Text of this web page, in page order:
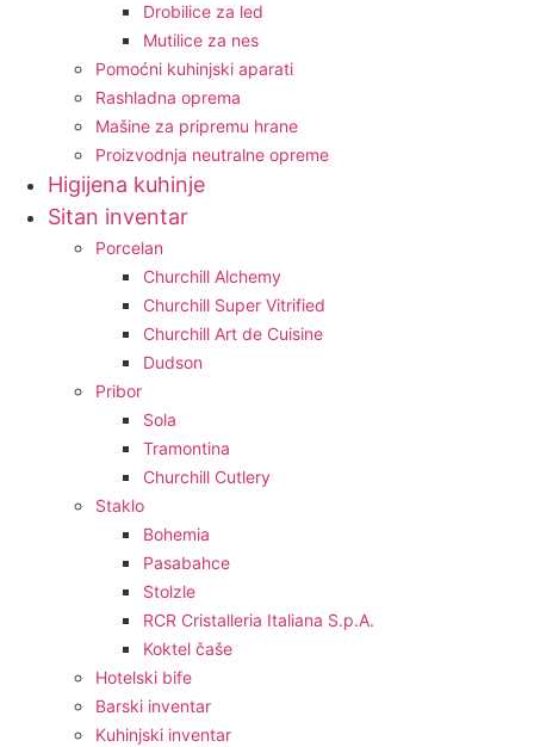
Drobilice za led
Mutilice za nes
Pomoćni kuhinjski aparati
Rashladna oprema
Mašine za pripremu hrane
Proizvodnja neutralne opreme
Higijena kuhinje
Sitan inventar
Porcelan
Churchill Alchemy
Churchill Super Vitrified
Churchill Art de Cuisine
Dudson
Pribor
Sola
Tramontina
Churchill Cutlery
Staklo
Bohemia
Pasabahce
Stolzle
RCR Cristalleria Italiana S.p.A.
Koktel čaše
Hotelski bife
Barski inventar
Kuhinjski inventar